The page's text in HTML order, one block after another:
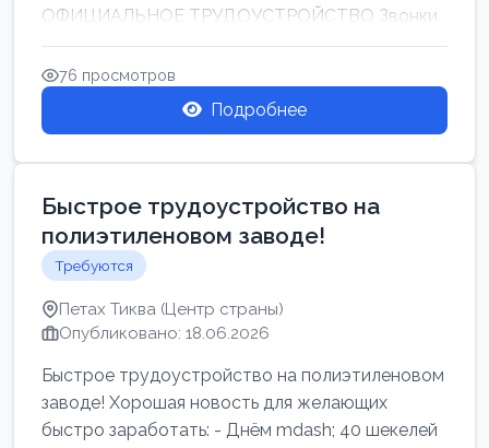
ОФИЦИАЛЬНОЕ ТРУДОУСТРОЙСТВО Звонки
76 просмотров
Подробнее
Быстрое трудоустройство на
полиэтиленовом заводе!
Требуются
Петах Тиква (Центр страны)
Опубликовано: 18.06.2026
Быстрое трудоустройство на полиэтиленовом
заводе! Хорошая новость для желающих
быстро заработать: - Днём mdash; 40 шекелей